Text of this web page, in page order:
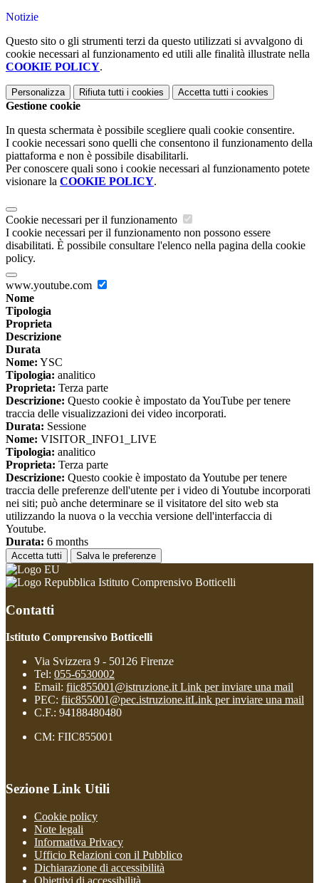
Notizie
Questo sito o gli strumenti terzi da questo utilizzati si avvalgono di
cookie necessari al funzionamento ed utili alle finalità illustrate nella
COOKIE POLICY.
Personalizza Rifiuta tutti i cookies Accetta tutti i cookies
Gestione cookie
In questa schermata è possibile scegliere quali cookie consentire.
I cookie necessari sono quelli che consentono il funzionamento della
piattaforma e non è possibile disabilitarli.
Per conoscere quali sono i cookie necessari al funzionamento potete
visionare la COOKIE POLICY.
Cookie necessari per il funzionamento
I cookie necessari per il funzionamento non possono essere
disabilitati. È possibile consultare l'elenco nella pagina della cookie
policy.
www.youtube.com
Nome
Tipologia
Proprieta
Descrizione
Durata
Nome: YSC
Tipologia: analitico
Proprieta: Terza parte
Descrizione: Questo cookie è impostato da YouTube per tenere
traccia delle visualizzazioni dei video incorporati.
Durata: Sessione
Nome: VISITOR_INFO1_LIVE
Tipologia: analitico
Proprieta: Terza parte
Descrizione: Questo cookie è impostato da Youtube per tenere
traccia delle preferenze dell'utente per i video di Youtube incorporati
nei siti; può anche determinare se il visitatore del sito web sta
utilizzando la nuova o la vecchia versione dell'interfaccia di
Youtube.
Durata: 6 months
Accetta tutti Salva le preferenze
Istituto Comprensivo Botticelli
Contatti
Istituto Comprensivo Botticelli
Via Svizzera 9 - 50126 Firenze
Tel: 055-6530002
Email: fiic855001@istruzione.itLink per inviare una mail
PEC: fiic855001@pec.istruzione.itLink per inviare una mail
C.F.: 94188480480
CM: FIIC855001
Sezione Link Utili
Cookie policy
Note legali
Informativa Privacy
Ufficio Relazioni con il Pubblico
Dichiarazione di accessibilità
Obiettivi di accessibilità